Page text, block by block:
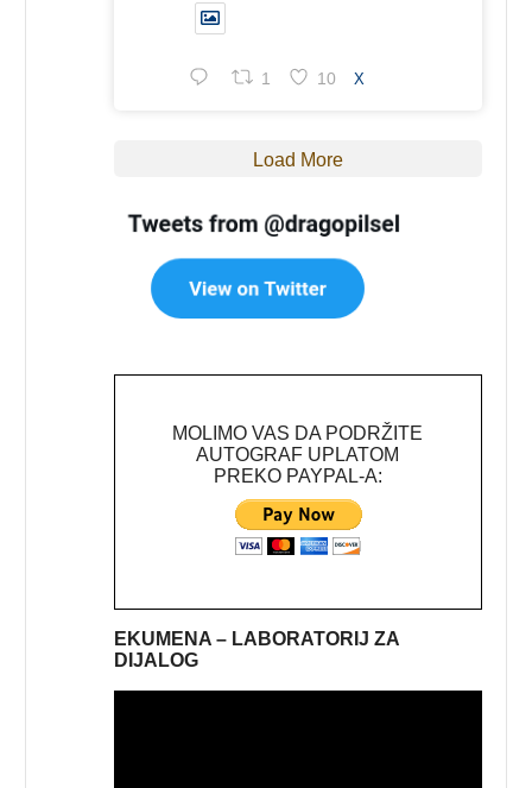
1 10 X
Load More
MOLIMO VAS DA PODRŽITE
AUTOGRAF UPLATOM
PREKO PAYPAL-A:
EKUMENA – LABORATORIJ ZA
DIJALOG